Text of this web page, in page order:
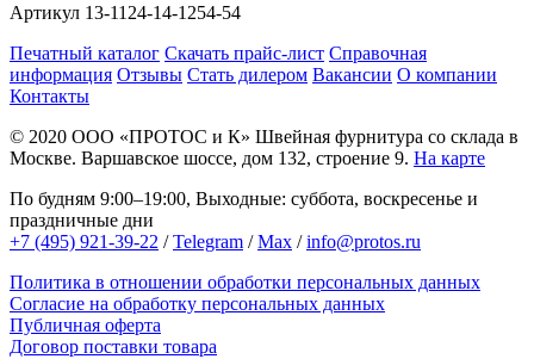
Артикул 13-1124-14-1254-54
Печатный каталог Скачать прайс-лист Справочная
информация Отзывы Стать дилером Вакансии О компании
Контакты
© 2020 ООО «ПРОТОС и К» Швейная фурнитура со склада в
Москве. Варшавское шоссе, дом 132, строение 9. На карте
По будням 9:00–19:00, Выходные: суббота, воскресенье и
праздничные дни
+7 (495) 921-39-22 /Telegram /Max /info@protos.ru
Политика в отношении обработки персональных данных
Согласие на обработку персональных данных
Публичная оферта
Договор поставки товара